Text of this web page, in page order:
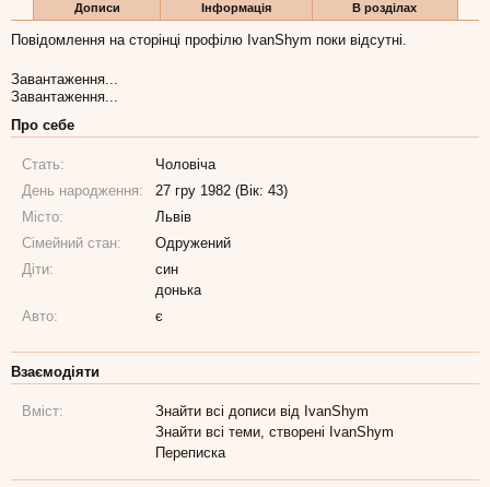
Дописи
Інформація В розділах
Повідомлення на сторінці профілю IvanShym поки відсутні.
Завантаження...
Завантаження...
Про себе
Стать:
Чоловіча
День народження:
27 гру 1982 (Вік: 43)
Місто:
Львів
Сімейний стан:
Одружений
Діти:
син
донька
Авто:
є
Взаємодіяти
Вміст:
Знайти всі дописи від IvanShym
Знайти всі теми, створені IvanShym
Переписка